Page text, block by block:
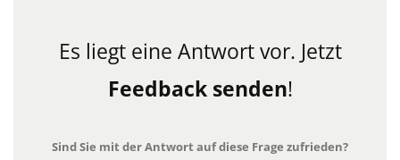
Es liegt eine Antwort vor. Jetzt
Feedback senden!
Sind Sie mit der Antwort auf diese Frage zufrieden?